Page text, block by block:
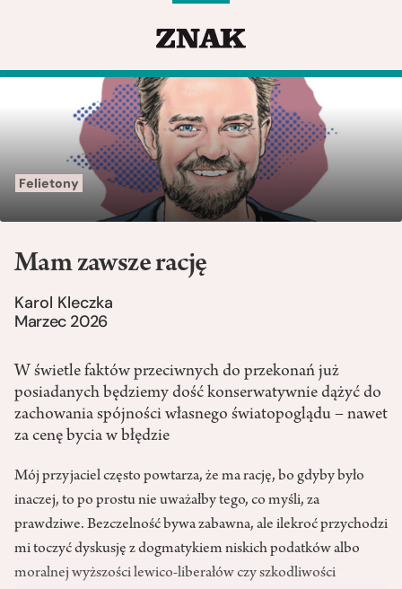
Felietony
Mam zawsze rację
Karol Kleczka
Marzec 2026
W świetle faktów przeciwnych do przekonań już
posiadanych będziemy dość konserwatywnie dążyć do
zachowania spójności własnego światopoglądu – nawet
za cenę bycia w błędzie
Mój przyjaciel często powtarza, że ma rację, bo gdyby było
inaczej, to po prostu nie uważałby tego, co myśli, za
prawdziwe. Bezczelność bywa zabawna, ale ilekroć przychodzi
mi toczyć dyskusję z dogmatykiem niskich podatków albo
moralnej wyższości lewico-liberałów czy szkodliwości